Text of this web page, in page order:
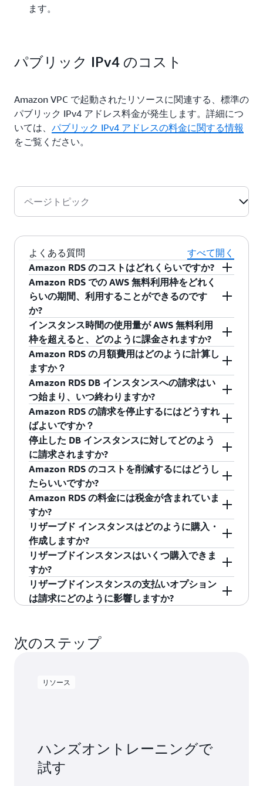
ます。
パブリック IPv4 のコスト
Amazon VPC で起動されたリソースに関連する、標準の
パブリック IPv4 アドレス料金が発生します。詳細につ
いては、 パブリック IPv4 アドレスの料金に関する情報
をご覧ください。
ページトピック
よくある質問
すべて開く
Amazon RDS のコストはどれくらいですか?
Amazon RDS は無料でお試しいただけます 。お
支払いは実際に使用した分のみで、最低料金や
セットアップ料金はありません。Amazon RDS
のコストは、お客様のニーズによって異なりま
す。コストの見積もりやオプションを確認する
には、無料の AWS 料金見積りツールをご利用く
ださい。
Amazon RDS での AWS 無料利用枠をどれく
らいの期間、利用することができるのです
か?
2025 年 7 月 15 日より前に AWS 無料利用枠に登
録された場合、特定のシングル AZ インスタンス
データベースにおいて、月額最大 750 時間ま
で、最大 12 か月間無料で RDS を引き続きご利
用いただけます。複数のインスタンスを使用す
る場合、ご利用状況はインスタンスタイプ全体
で集計されます。(使用可能なエンジン:
MySQL、MariaDB、PostgreSQL、または SQL
Server — SQLServer Express エディションの
み。) また、1 年間にわたり、毎月 20GB の汎用
SSD ストレージ（gp2）と、毎月 20GB の自動デ
ータベースバックアップストレージが提供され
ます。
2025 年 7 月 15 日以降に AWS 無料利用枠に登録
する場合、RDS へのアクセスには無料プランと
有料プランのいずれかを選択できます。いずれ
のプランも、100 ドル分のクレジットを提供
し、さらに基礎的な AWS サービスのアクティベ
ーションに対して最大 100 ドル分の追加クレジ
マネジメントコンソールの「Explore AWS」ウィ
ジェットで説明されています。
インスタンス時間の使用量が AWS 無料利用
枠を超えると、どのように課金されますか?
Amazon RDS 無料利用枠が提供するインスタン
ス時間を超えた時間については、標準の Amazon
RDS 料金が課金されます。
Amazon RDS の月額費用はどのように計算し
ますか？
毎月の費用は、対象となる場所やデータベース
エンジン、および以下の要素によって異なりま
す。
DB インスタンス時間 – 消費された DB インス
タンスのタイプ (例: db.t3.micro、
db.m4.large など) に基づいています。DB イ
ンスタンスタイプの作成、起動、変更など、
請求対象となるステータスの変更後は、一部
の DB インスタンス時間に基づいて請求され
ます。DB インスタンスの使用時間の一部
は、最低 10 分の 1 秒単位で請求されます。
さらなる詳細は、新機能のお知らをご覧くだ
さい。
ストレージ (/GB/月) – DB インスタンスに対
してプロビジョニングしたストレージ容量。
にスケールした場合、請求は日割り料金とな
ります。
トの合計 (Amazon RDS マグネティックスト
関係な、プロビジョンド IOPS レート
(Amazon RDS プロビジョンド IOPS ストレー
ジのみ)。
Amazon RDS DB インスタンスへの請求はい
つ始まり、いつ終わりますか?
DB インスタンスの請求は、DB インスタンスが
使用可能になるとすぐに開始され、使用可能な
状態で稼働している時間ごとに請求されます。
削除またはインスタンス障害の際に発生する DB
インスタンスの削除まで、請求が続きます。(DB
インスタンスタイプの作成、起動、変更などの
請求対象となるステータス変更に続いて) 1 時間
未満の消費された DB インスタンス時間は 10 分
を最小料金として、秒単位で請求されます。
Amazon RDS の請求を停止するにはどうすれ
ばよいですか？
アカウントの Amazon RDS 関連の請求をすべて
停止するには、Amazon RDS DB インスタンスと
スナップショットをすべて削除する必要があり
ます。Amazon RDS DB インスタンスを停止する
だけで、追加のインスタンス時間に対する請求
は停止されますが、それでもストレージコスト
は発生します。
停止した DB インスタンスに対してどのよう
に請求されますか?
データベースを停止している間でも、プロビジ
ョニングされたストレージ (プロビジョンド
IOPS を含む) やバックアップストレージ (指定し
た保持期間内の手動スナップショットや自動バ
ックアップを含む) に対して課金されます。ただ
し、DB インスタンス時間に対して料金が発生す
ることはありません。
Amazon RDS のコストを削減するにはどうし
たらいいですか?
Amazon RDS のコストを削減するには、ニーズ
に合わせてデータベースを適切なサイズにする
ことなど、複数の方法があります。 Amazon
Aurora Serverless v2や自動スケーリングなどの
機能を使用すると、高可用性を確保するために
過剰なプロビジョニングを行う必要はありませ
ん。さらにコストを節約するには、リザーブド
インスタンスを選択できます。リザーブドイン
格と比較して、1 年または 3 年の期間でデータベ
ースインスタンスを予約できます。
Amazon RDS の料金には税金が含まれていま
すか?
別途記載がない限り、
表示される料金には付加
価値税、売上税など、一切の税金等および関税
は含まれません。日本の居住者であるお客様が
AWS のサービスをご利用になった場合には、料
金とあわせて別途消費税をご請求させていただ
きます。
リザーブド インスタンスはどのように購入・
作成しますか?
Amazon RDS の AWS マネジメントコンソールの
リザーブドインスタンスセクションでリザーブ
ドインスタンスを購入できます。または、
Amazon RDS APIやAWS コマンドラインインタ
表示し、DB インスタンス予約を購入することも
できます。
スはオンデマンド DB インスタンスと同じように
ある間、Amazon RDS ではお客様の新しい DB イ
ンスタンスに割引価格の時間料金を適用しま
す。
リザーブドインスタンスはいくつ購入できま
すか?
リザーブドインスタンスは 40 個まで購入できま
す。40 個を超える DB インスタンスを実行する
にご記入ください。
リザーブドインスタンスの支払いオプション
は請求にどのように影響しますか?
Amazon RDS オペレーションでは、オンデマン
ドとリザーブドインスタンス (RI) は区別されま
自動的に適用して、該当するすべての DB インス
い」を選択した場合は、RI の期間全体の料金を
一括で前払いしていただきます。いっさい前払
いなしにすることもでき、その場合は「前払い
次のステップ
リソース
ハンズオントレーニングで
試す